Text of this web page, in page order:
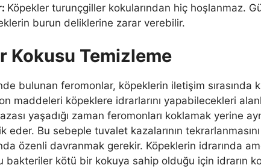
Köpekler turunçgiller kokularından hiç hoşlanmaz.
burun deliklerine zarar verebilir.
Kokusu Temizleme
bulunan feromonlar, köpeklerin iletişim sırasında
maddeleri köpeklere idrarlarını yapabilecekleri
yaşadığı zaman feromonları koklamak yerine
eder. Bu sebeple tuvalet kazalarının
özenli davranmak gerekir. Köpeklerin idrarında
bakteriler kötü bir kokuya sahip olduğu için idrarın